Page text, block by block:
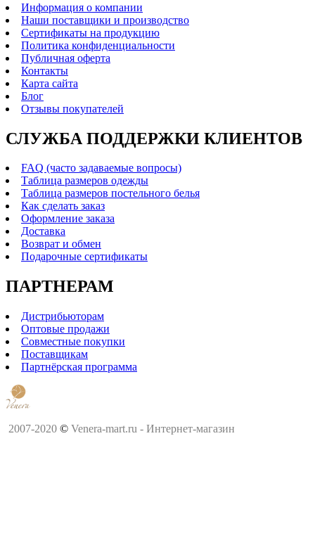
Информация о компании
Наши поставщики и производство
Сертификаты на продукцию
Политика конфиденциальности
Публичная оферта
Контакты
Карта сайта
Блог
Отзывы покупателей
СЛУЖБА ПОДДЕРЖКИ КЛИЕНТОВ
FAQ (часто задаваемые вопросы)
Таблица размеров одежды
Таблица размеров постельного белья
Как сделать заказ
Оформление заказа
Доставка
Возврат и обмен
Подарочные сертификаты
ПАРТНЕРАМ
Дистрибьюторам
Оптовые продажи
Совместные покупки
Поставщикам
Партнёрская программа
2007-2020 © Venera-mart.ru - Интернет-магазин